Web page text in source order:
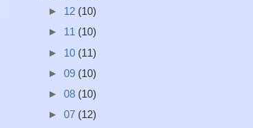
► 12 (10)
► 11 (10)
► 10 (11)
► 09 (10)
► 08 (10)
► 07 (12)